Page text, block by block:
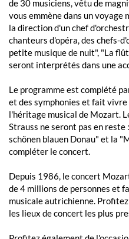
de 30 musiciens, vêtu de
vous emmène dans un voyage
la direction d'un chef
chanteurs d'opéra, des chefs-
petite musique de nuit", "La
seront interprétés dans une
Le programme est complété
et des symphonies et fait
l'héritage musical de Mozart.
Strauss ne seront pas en reste
schönen blauen Donau" et la
compléter le concert.
Depuis 1986, le concert
de 4 millions de personnes et
musicale autrichienne.
les lieux de concert les plus